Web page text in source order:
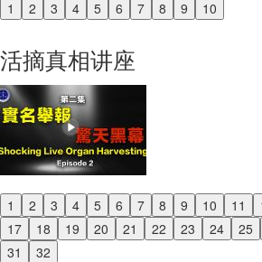
1 2 3 4 5 6 7 8 9 10
Previous
活摘真相讲座
1 2 3 4 5 6 7 8 9 10 11
17
18 19 20 21 22 23 24 25
31
32
Previous
Next